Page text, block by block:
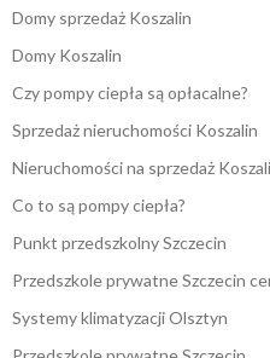
Domy sprzedaż Koszalin
Domy Koszalin
Czy pompy ciepła są opłacalne?
Sprzedaż nieruchomości Koszalin
Nieruchomości na sprzedaż
Co to są pompy ciepła?
Punkt przedszkolny Szczecin
Przedszkole prywatne Szczecin
Systemy klimatyzacji Olsztyn